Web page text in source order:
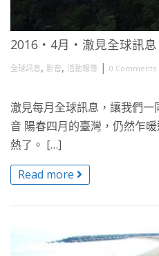
2016・4月・澈見全球訊息
全球訊息, 影音, 活動報導 | 0 Comments
澈見每月全球訊息，讓我們
音 陽春四月的臺灣，仍然乍
熱了。 […]
Read more